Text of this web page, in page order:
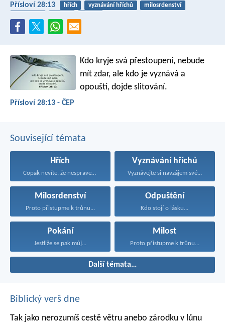
Přísloví 28:13 hřích vyznávání hříchů
milosrdenství
Kdo kryje svá přestoupení, nebude
mít zdar, ale kdo je vyznává a
opouští, dojde slitování.
Přísloví 28:13 - ČEP
Související témata
Hřích
Copak nevíte, že nespravedliví...
Vyznávání hříchů
Vyznávejte si navzájem své...
Milosrdenství
Proto přistupme k trůnu...
Odpuštění
Kdo stojí o lásku...
Pokání
Jestliže se pak můj...
Milost
Proto přistupme k trůnu...
Další témata…
Biblický verš dne
Tak jako nerozumíš cestě větru anebo zárodku v lůnu